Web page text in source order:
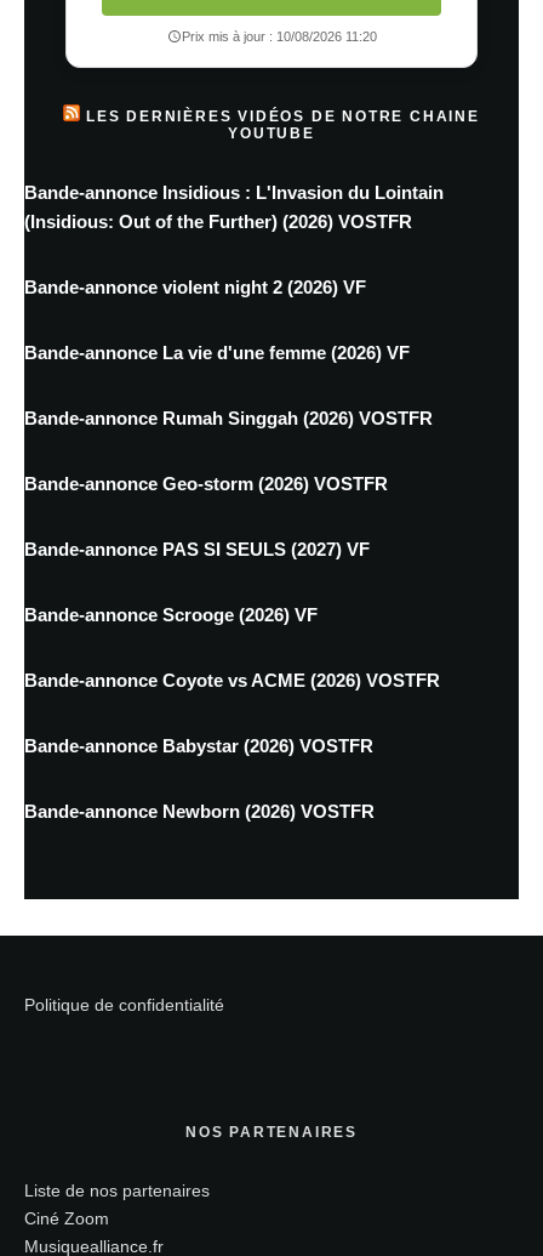
Prix mis à jour : 10/08/2026 11:20
LES DERNIÈRES VIDÉOS DE NOTRE CHAINE
YOUTUBE
Bande-annonce Insidious : L'Invasion du Lointain
(Insidious: Out of the Further) (2026) VOSTFR
Bande-annonce violent night 2 (2026) VF
Bande-annonce La vie d'une femme (2026) VF
Bande-annonce Rumah Singgah (2026) VOSTFR
Bande-annonce Geo-storm (2026) VOSTFR
Bande-annonce PAS SI SEULS (2027) VF
Bande-annonce Scrooge (2026) VF
Bande-annonce Coyote vs ACME (2026) VOSTFR
Bande-annonce Babystar (2026) VOSTFR
Bande-annonce Newborn (2026) VOSTFR
Politique de confidentialité
NOS PARTENAIRES
Liste de nos partenaires
Ciné Zoom
Musiquealliance.fr